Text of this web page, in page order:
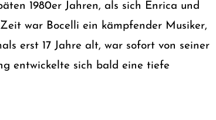
1980er Jahren, als sich Enrica und
war Bocelli ein kämpfender Musiker,
erst 17 Jahre alt, war sofort von seiner
entwickelte sich bald eine tiefe